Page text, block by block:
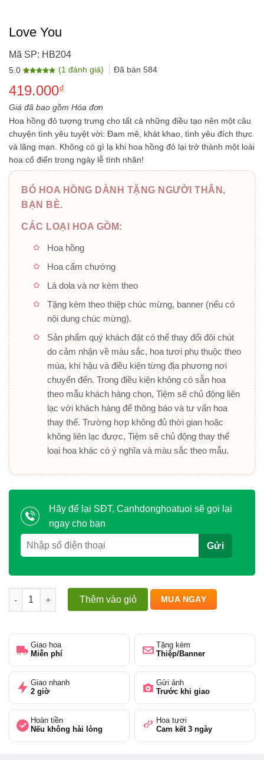
Love You
Mã SP: HB204
5.0
dựa trên
đánh giá
(1đánh giá) Đã bán 584
419.000₫
Giá đã bao gồm Hóa đơn
Hoa hồng đỏ tượng trưng cho tất cả những điều tạo nên một câu
chuyện tình yêu tuyệt vời: Đam mê, khát khao, tình yêu đích thực
và lãng mạn. Không có gì lạ khi hoa hồng đỏ lại trở thành một loài
hoa cổ điển trong ngày lễ tình nhân!
BÓ HOA HỒNG DÀNH TẶNG NGƯỜI THÂN,
BẠN BÈ.
CÁC LOẠI HOA GỒM:
Hoa hồng
Hoa cẩm chướng
Lá dola và nơ kèm theo
Tặng kèm theo thiệp chúc mừng, banner (nếu có
nội dung chúc mừng).
Sản phẩm quý khách đặt có thể thay đổi đôi chút
do cảm nhận về màu sắc, hoa tươi phụ thuộc theo
mùa, khí hậu và điều kiện từng địa phương nơi
chuyển đến. Trong điều kiện không có sẵn hoa
theo mẫu khách hàng chọn, Tiệm sẽ chủ động liên
lạc với khách hàng để thông báo và tư vấn hoa
thay thế. Trường hợp không đủ thời gian hoặc
không liên lạc được, Tiệm sẽ chủ động thay thế
loại hoa khác có ý nghĩa và màu sắc theo mẫu.
Hãy để lại SĐT, Canhdonghoatuoi sẽ gọi lại
ngay cho bạn
Love You số lượng
Thêm vào giỏ MUA NGAY
Giao hoa
Miễn phí
Tặng kèm
Thiệp/Banner
Giao nhanh
2 giờ
Gửi ảnh
Trước khi giao
Hoàn tiền
Nếu không hài lòng
Hoa tươi
Cam kết 3 ngày